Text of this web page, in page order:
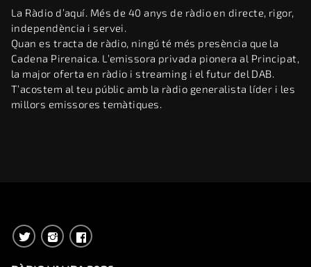
La Ràdio d’aquí. Més de 40 anys de ràdio en directe, rigor,
independència i servei.
Quan es tracta de ràdio, ningú té més presència que la
Cadena Pirenaica. L’emissora privada pionera al Principat,
la major oferta en ràdio i streaming i el futur del DAB.
T’acostem al teu públic amb la ràdio generalista líder i les
millors emissores temàtiques.